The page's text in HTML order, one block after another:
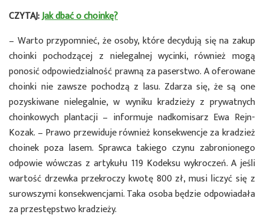
CZYTAJ:Jak dbać o choinkę?
– Warto przypomnieć, że osoby, które decydują się na zakup
choinki pochodzącej z nielegalnej wycinki, również mogą
ponosić odpowiedzialność prawną za paserstwo. A oferowane
choinki nie zawsze pochodzą z lasu. Zdarza się, że są one
pozyskiwane nielegalnie, w wyniku kradzieży z prywatnych
choinkowych plantacji – informuje nadkomisarz Ewa Rejn-
Kozak. – Prawo przewiduje również konsekwencje za kradzież
choinek poza lasem. Sprawca takiego czynu zabronionego
odpowie wówczas z artykułu 119 Kodeksu wykroczeń. A jeśli
wartość drzewka przekroczy kwotę 800 zł, musi liczyć się z
surowszymi konsekwencjami. Taka osoba będzie odpowiadała
za przestępstwo kradzieży.